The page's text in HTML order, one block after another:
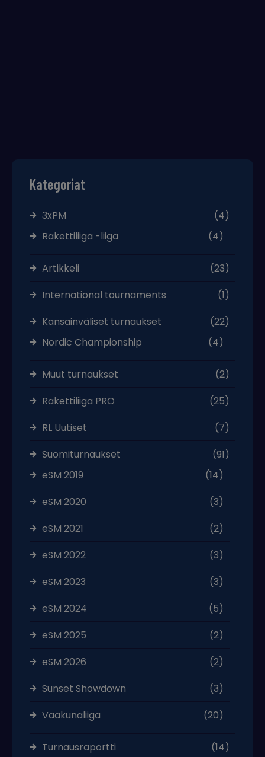
Kategoriat
3xPM
(4)
Rakettiliiga -liiga
(4)
Artikkeli
(23)
International tournaments
(1)
Kansainväliset turnaukset
(22)
Nordic Championship
(4)
Muut turnaukset
(2)
Rakettiliiga PRO
(25)
RL Uutiset
(7)
Suomiturnaukset
(91)
eSM 2019
(14)
eSM 2020
(3)
eSM 2021
(2)
eSM 2022
(3)
eSM 2023
(3)
eSM 2024
(5)
eSM 2025
(2)
eSM 2026
(2)
Sunset Showdown
(3)
Vaakunaliiga
(20)
Turnausraportti (14)